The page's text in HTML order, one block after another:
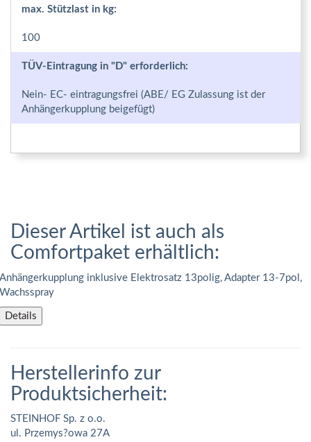
max. Stützlast in kg:
100
TÜV-Eintragung in "D" erforderlich:
Nein- EC- eintragungsfrei (ABE/ EG Zulassung ist der
Anhängerkupplung beigefügt)
Dieser Artikel ist auch als
Comfortpaket erhältlich:
Anhängerkupplung inklusive Elektrosatz 13polig, Adapter 13-7pol,
Wachsspray
Details
Herstellerinfo zur
Produktsicherheit:
STEINHOF Sp. z o.o.
ul. Przemys?owa 27A